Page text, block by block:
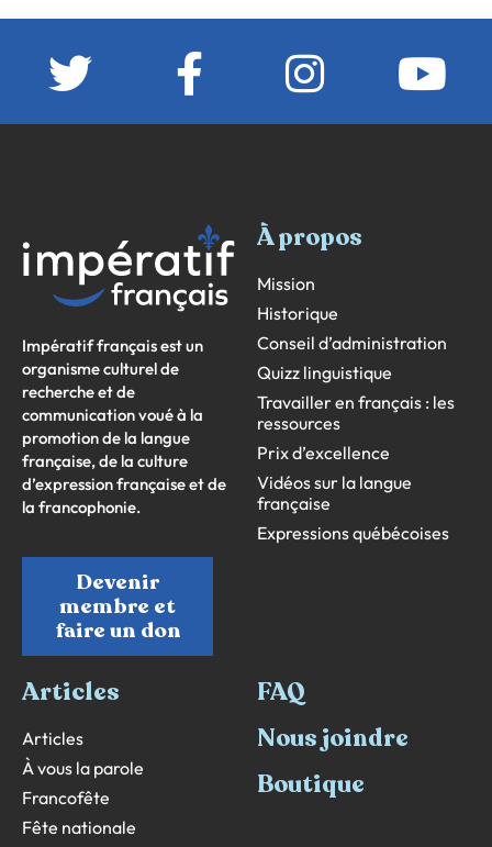
Impératif français est un
organisme culturel de
recherche et de
communication voué à la
promotion de la langue
française, de la culture
d’expression française et de
la francophonie.
Devenir
membre et
faire un don
À propos
Mission
Historique
Conseil d’administration
Quizz linguistique
Travailler en français : les
ressources
Prix d’excellence
Vidéos sur la langue
française
Expressions québécoises
Articles
Articles
À vous la parole
Francofête
Fête nationale
FAQ
Nous joindre
Boutique